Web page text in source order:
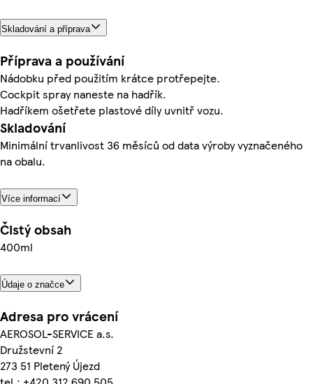
Skladování a příprava
Příprava a používání
Nádobku před použitím krátce protřepejte.
Cockpit spray naneste na hadřík.
Hadříkem ošetřete plastové díly uvnitř vozu.
Skladování
Minimální trvanlivost 36 měsíců od data výroby vyznačeného
na obalu.
Více informací
Čistý obsah
400ml
Údaje o značce
Adresa pro vrácení
AEROSOL-SERVICE a.s.
Družstevní 2
273 51 Pletený Újezd